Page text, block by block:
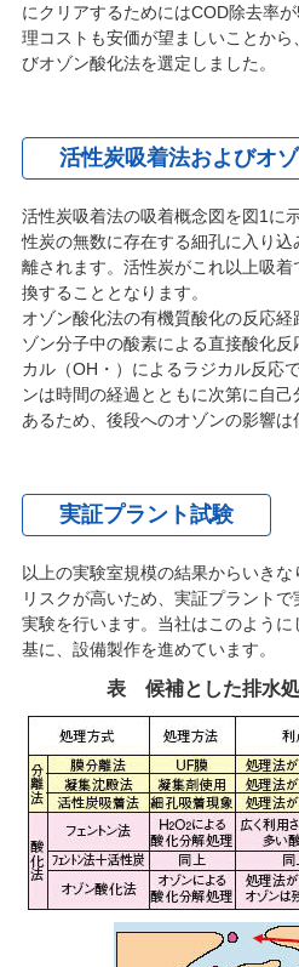
にクリアするためにはCOD除去率
理コストも安価が望ましいことか
びオゾン酸化法を選定しました。
活性炭吸着法およびオ
活性炭吸着法の吸着概念図を図1に
性炭の無数に存在する細孔に入り
離されます。活性炭がこれ以上吸
換することとなります。
オゾン酸化法の有機質酸化の反応
ゾン分子中の酸素による直接酸化
カル（OH・）によるラジカル反応
ンは時間の経過とともに次第に自
あるため、後段へのオゾンの影響は
実証プラント試験
以上の実験室規模の結果からいき
リスクが高いため、実証プラント
実験を行います。当社はこのよう
基に、設備製作を進めています。
表 候補とした排水